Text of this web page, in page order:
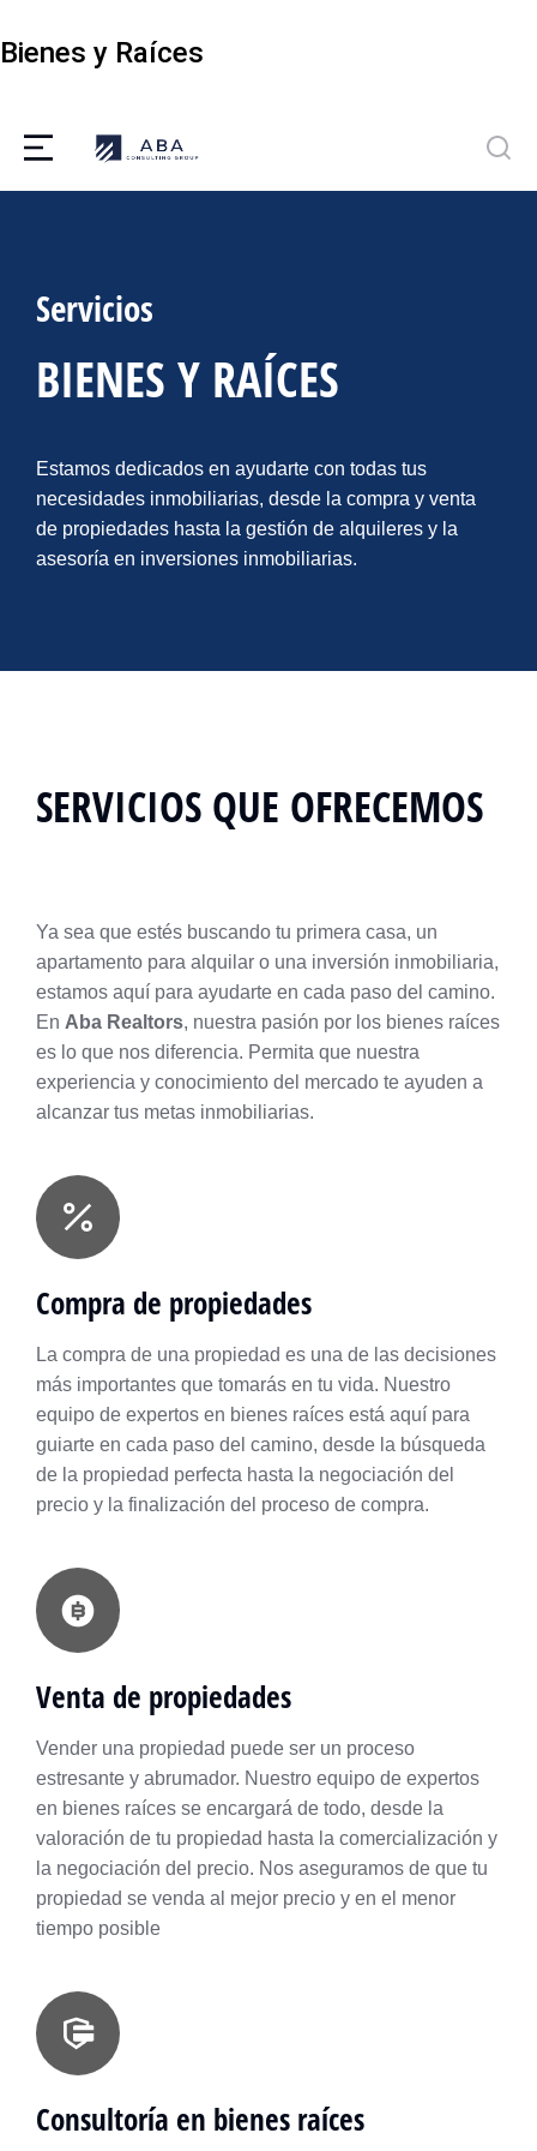
Bienes y Raíces
Servicios
BIENES Y RAÍCES
Estamos dedicados en ayudarte con todas tus
necesidades inmobiliarias, desde la compra y venta
de propiedades hasta la gestión de alquileres y la
asesoría en inversiones inmobiliarias.
SERVICIOS QUE OFRECEMOS
Ya sea que estés buscando tu primera casa, un
apartamento para alquilar o una inversión inmobiliaria,
estamos aquí para ayudarte en cada paso del camino.
En Aba Realtors, nuestra pasión por los bienes raíces
es lo que nos diferencia. Permita que nuestra
experiencia y conocimiento del mercado te ayuden a
alcanzar tus metas inmobiliarias.
Compra de propiedades
La compra de una propiedad es una de las decisiones
más importantes que tomarás en tu vida. Nuestro
equipo de expertos en bienes raíces está aquí para
guiarte en cada paso del camino, desde la búsqueda
de la propiedad perfecta hasta la negociación del
precio y la finalización del proceso de compra.
Venta de propiedades
Vender una propiedad puede ser un proceso
estresante y abrumador. Nuestro equipo de expertos
en bienes raíces se encargará de todo, desde la
valoración de tu propiedad hasta la comercialización y
la negociación del precio. Nos aseguramos de que tu
propiedad se venda al mejor precio y en el menor
tiempo posible
Consultoría en bienes raíces